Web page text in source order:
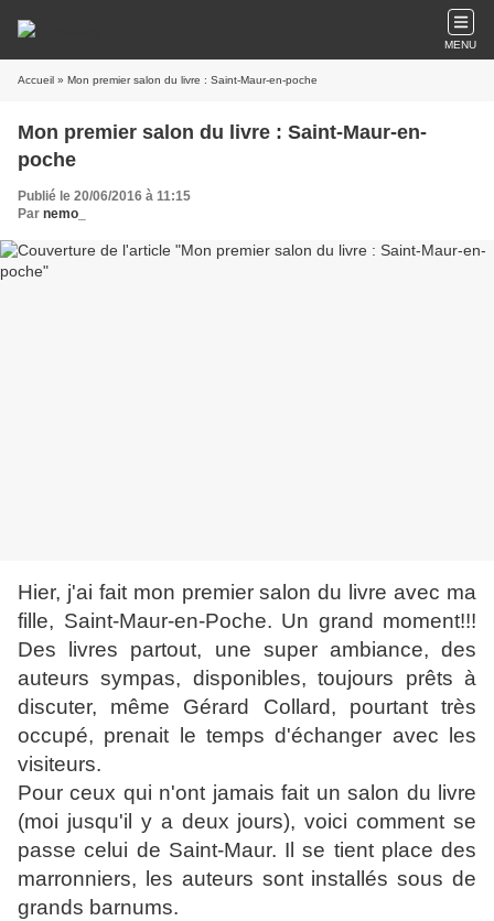
MENU
Accueil » Mon premier salon du livre : Saint-Maur-en-poche
Mon premier salon du livre : Saint-Maur-en-
poche
Publié le 20/06/2016 à 11:15
Par nemo_
Hier, j'ai fait mon premier salon du livre avec ma
fille, Saint-Maur-en-Poche. Un grand moment!!!
Des livres partout, une super ambiance, des
auteurs sympas, disponibles, toujours prêts à
discuter, même Gérard Collard, pourtant très
occupé, prenait le temps d'échanger avec les
visiteurs.
Pour ceux qui n'ont jamais fait un salon du livre
(moi jusqu'il y a deux jours), voici comment se
passe celui de Saint-Maur. Il se tient place des
marronniers, les auteurs sont installés sous de
grands barnums.